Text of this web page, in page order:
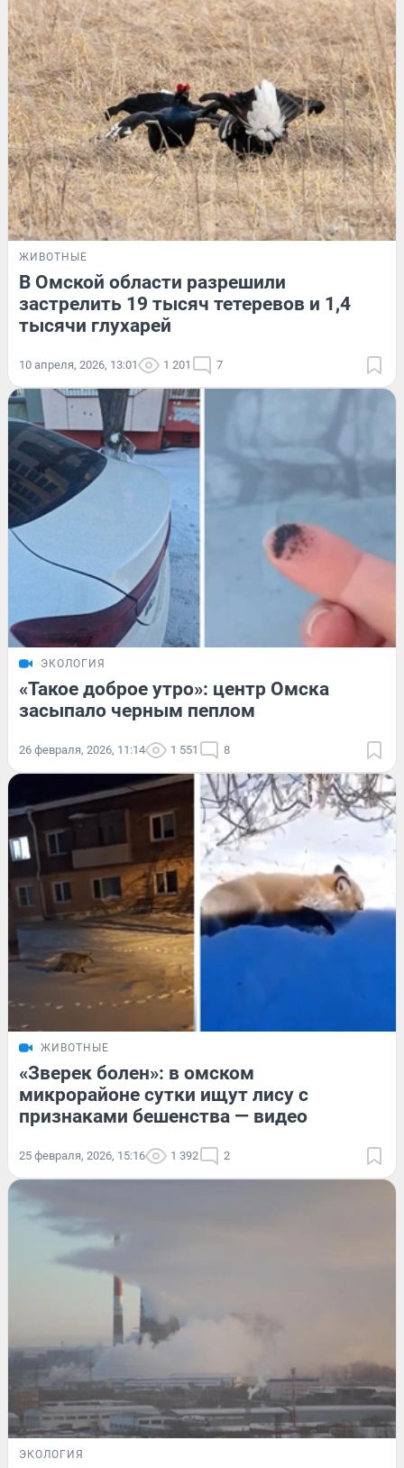
ЖИВОТНЫЕ
В Омской области разрешили
застрелить 19 тысяч тетеревов и 1,4
тысячи глухарей
10 апреля, 2026, 13:01 1 201 7
ЭКОЛОГИЯ
«Такое доброе утро»: центр Омска
засыпало черным пеплом
26 февраля, 2026, 11:14 1 551 8
ЖИВОТНЫЕ
«Зверек болен»: в омском
микрорайоне сутки ищут лису с
признаками бешенства — видео
25 февраля, 2026, 15:16 1 392 2
ЭКОЛОГИЯ